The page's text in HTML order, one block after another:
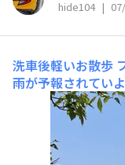
hide104 |
洗車後軽いお散歩
雨が予報されてい
度確保できればい
その後、奥様に頼
歩に。暑いので急
ルーツライン（何